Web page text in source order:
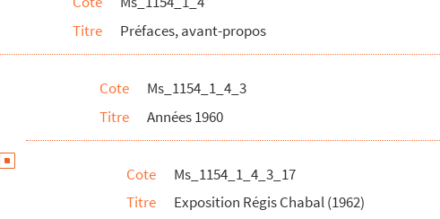
de Marcel Candille (1964)
(1964)
de Roger Richardot (1964)
l’Histoire de l’Art (1700-1750)(1964)
à la Révolution : série N
française de l'Hôtel de Soubise (1965)
Titre
Préfaces, avant-propos
Cote
Ms_1154_1_4_3
Titre
Années 1960
Cote
Ms_1154_1_4_3_17
Titre
Exposition Régis Chabal (1962)